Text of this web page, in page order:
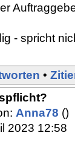
- spricht
•
Anna78 ()
2023 12:58